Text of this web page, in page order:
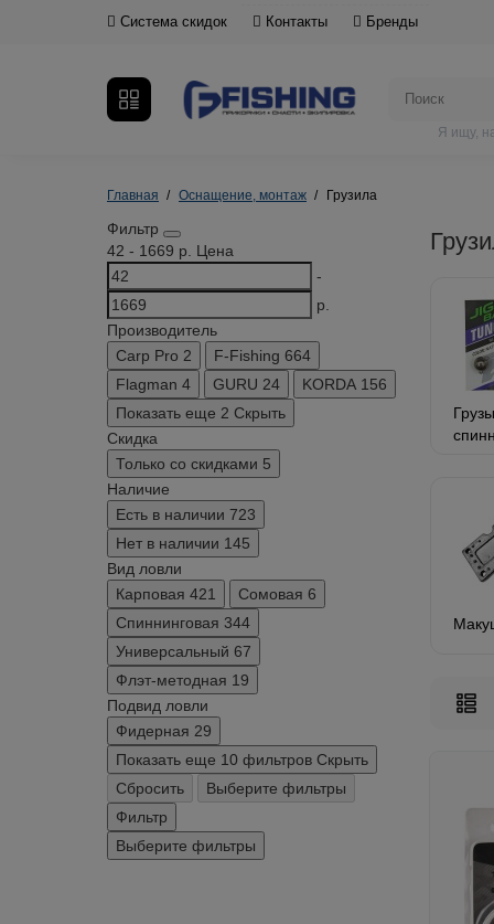
Система скидок Контакты Бренды
Я ищу,
Главная Оснащение, монтаж Грузила
Фильтр
42 - 1669 р. Цена
-
р.
Производитель
Carp Pro 2 F-Fishing 664
Flagman 4 GURU 24 KORDA 156
Показать еще 2 Скрыть
Скидка
Только со cкидками 5
Наличие
Есть в наличии 723
Нет в наличии 145
Вид ловли
Карповая 421 Сомовая 6
Спиннинговая 344
Универсальный 67
Флэт-методная 19
Подвид ловли
Фидерная 29
Показать еще 10 фильтров Скрыть
Сбросить
Выберите фильтры
Фильтр
Выберите фильтры
Грузы